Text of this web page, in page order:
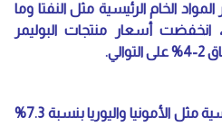
الخام الرئيسية مثل النفتا وما
انخفضت أسعار منتجات البوليمر
ارتفعت أسعار الأسمدة الرئيسية مثل الأمونيا واليوريا بنسبة 7.3%